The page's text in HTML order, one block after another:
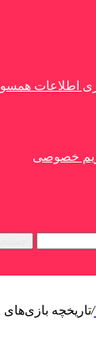
اطلاعات همسو
خصوصی
/